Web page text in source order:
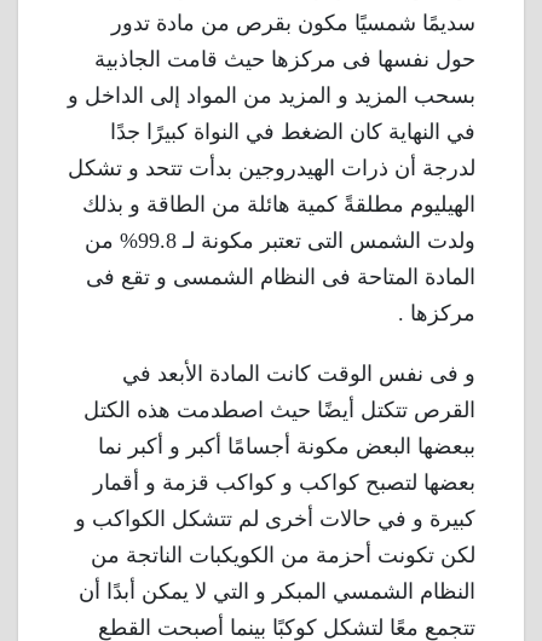
سديمًا شمسيًا مكون بقرص من مادة تدور
حول نفسها فى مركزها حيث قامت الجاذبية
بسحب المزيد و المزيد من المواد إلى الداخل و
في النهاية كان الضغط في النواة كبيرًا جدًا
لدرجة أن ذرات الهيدروجين بدأت تتحد و تشكل
الهيليوم مطلقةً كمية هائلة من الطاقة و بذلك
ولدت الشمس التى تعتبر مكونة لـ 99.8% من
المادة المتاحة فى النظام الشمسى و تقع فى
مركزها .
و فى نفس الوقت كانت المادة الأبعد في
القرص تتكتل أيضًا حيث اصطدمت هذه الكتل
ببعضها البعض مكونة أجسامًا أكبر و أكبر نما
بعضها لتصبح كواكب و كواكب قزمة و أقمار
كبيرة و في حالات أخرى لم تتشكل الكواكب و
لكن تكونت أحزمة من الكويكبات الناتجة من
النظام الشمسي المبكر و التي لا يمكن أبدًا أن
تتجمع معًا لتشكل كوكبًا بينما أصبحت القطع